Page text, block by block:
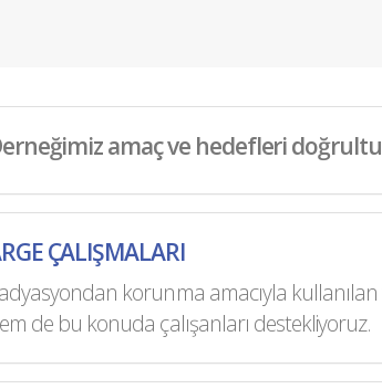
amaç ve hedefleri
ÇALIŞMALARI
korunma amacıyla kullanılan
de bu konuda çalışanları destekliyoruz.